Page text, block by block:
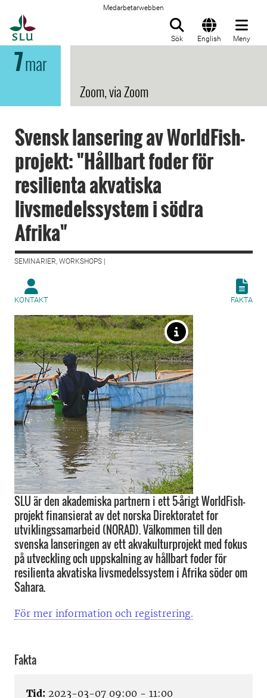
Medarbetarwebben
Sök English Meny
7mar
Zoom, via Zoom
Svensk lansering av WorldFish-
projekt: "Hållbart foder för
resilienta akvatiska
livsmedelssystem i södra
Afrika"
SEMINARIER, WORKSHOPS |
KONTAKT FAKTA
SLU är den akademiska partnern i ett 5-årigt WorldFish-
projekt finansierat av det norska Direktoratet for
utviklingssamarbeid (NORAD). Välkommen till den
svenska lanseringen av ett akvakulturprojekt med fokus
på utveckling och uppskalning av hållbart foder för
resilienta akvatiska livsmedelssystem i Afrika söder om
Sahara.
För mer information och registrering.
Fakta
Tid: 2023-03-07 09:00 - 11:00